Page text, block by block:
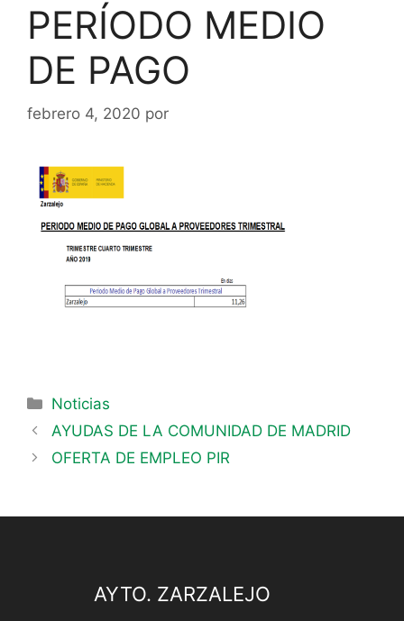
PERÍODO MEDIO
DE PAGO
febrero 4, 2020 por
Noticias
AYUDAS DE LA COMUNIDAD DE MADRID
OFERTA DE EMPLEO PIR
AYTO. ZARZALEJO